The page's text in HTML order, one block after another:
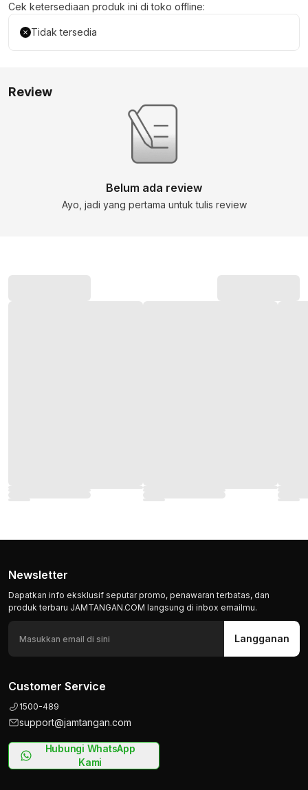
Newsletter
Dapatkan info eksklusif seputar promo, penawaran terbatas, dan
produk terbaru JAMTANGAN.COM langsung di inbox emailmu.
Langganan
Customer Service
1500-489
support@jamtangan.com
Hubungi WhatsApp
Kami
Cek ketersediaan produk ini di toko offline:
Tidak tersedia
Review
Belum ada review
Ayo, jadi yang pertama untuk tulis review